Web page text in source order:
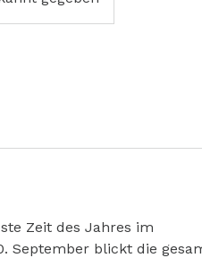
Zeit des Jahres im
September blickt die